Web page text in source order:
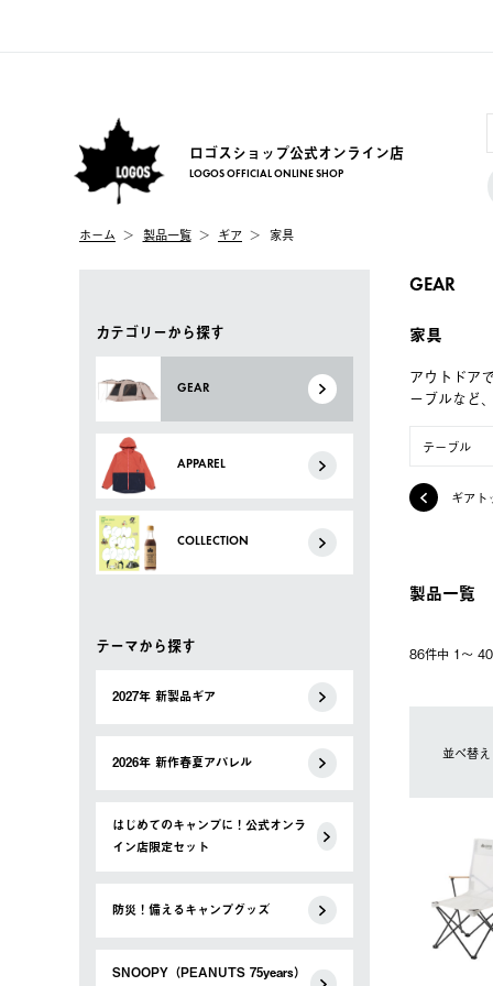
ロゴスショップ公式オンライン店
LOGOS OFFICIAL ONLINE SHOP
ホーム 製品一覧 ギア 家具
カテゴリーから探す
GEAR
APPAREL
COLLECTION
テーマから探す
2027年 新製品ギア
2026年 新作春夏アパレル
はじめてのキャンプに！公式オンラ
イン店限定セット
防災！備えるキャンプグッズ
SNOOPY（PEANUTS 75years）
GEAR
家具
アウトドア
ーブルなど
テーブル
ギアト
製品一覧
86件中 1〜
並べ替え